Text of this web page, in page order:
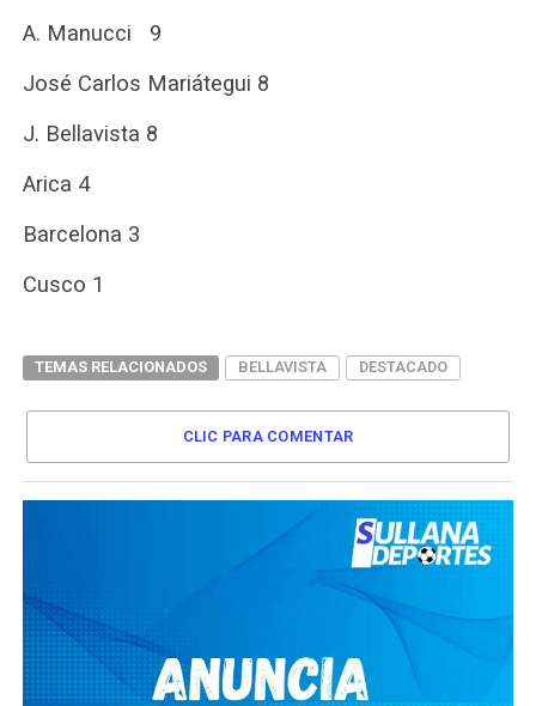
A. Manucci 9
José Carlos Mariátegui 8
J. Bellavista 8
Arica 4
Barcelona 3
Cusco 1
TEMAS RELACIONADOS BELLAVISTA DESTACADO
CLIC PARA COMENTAR